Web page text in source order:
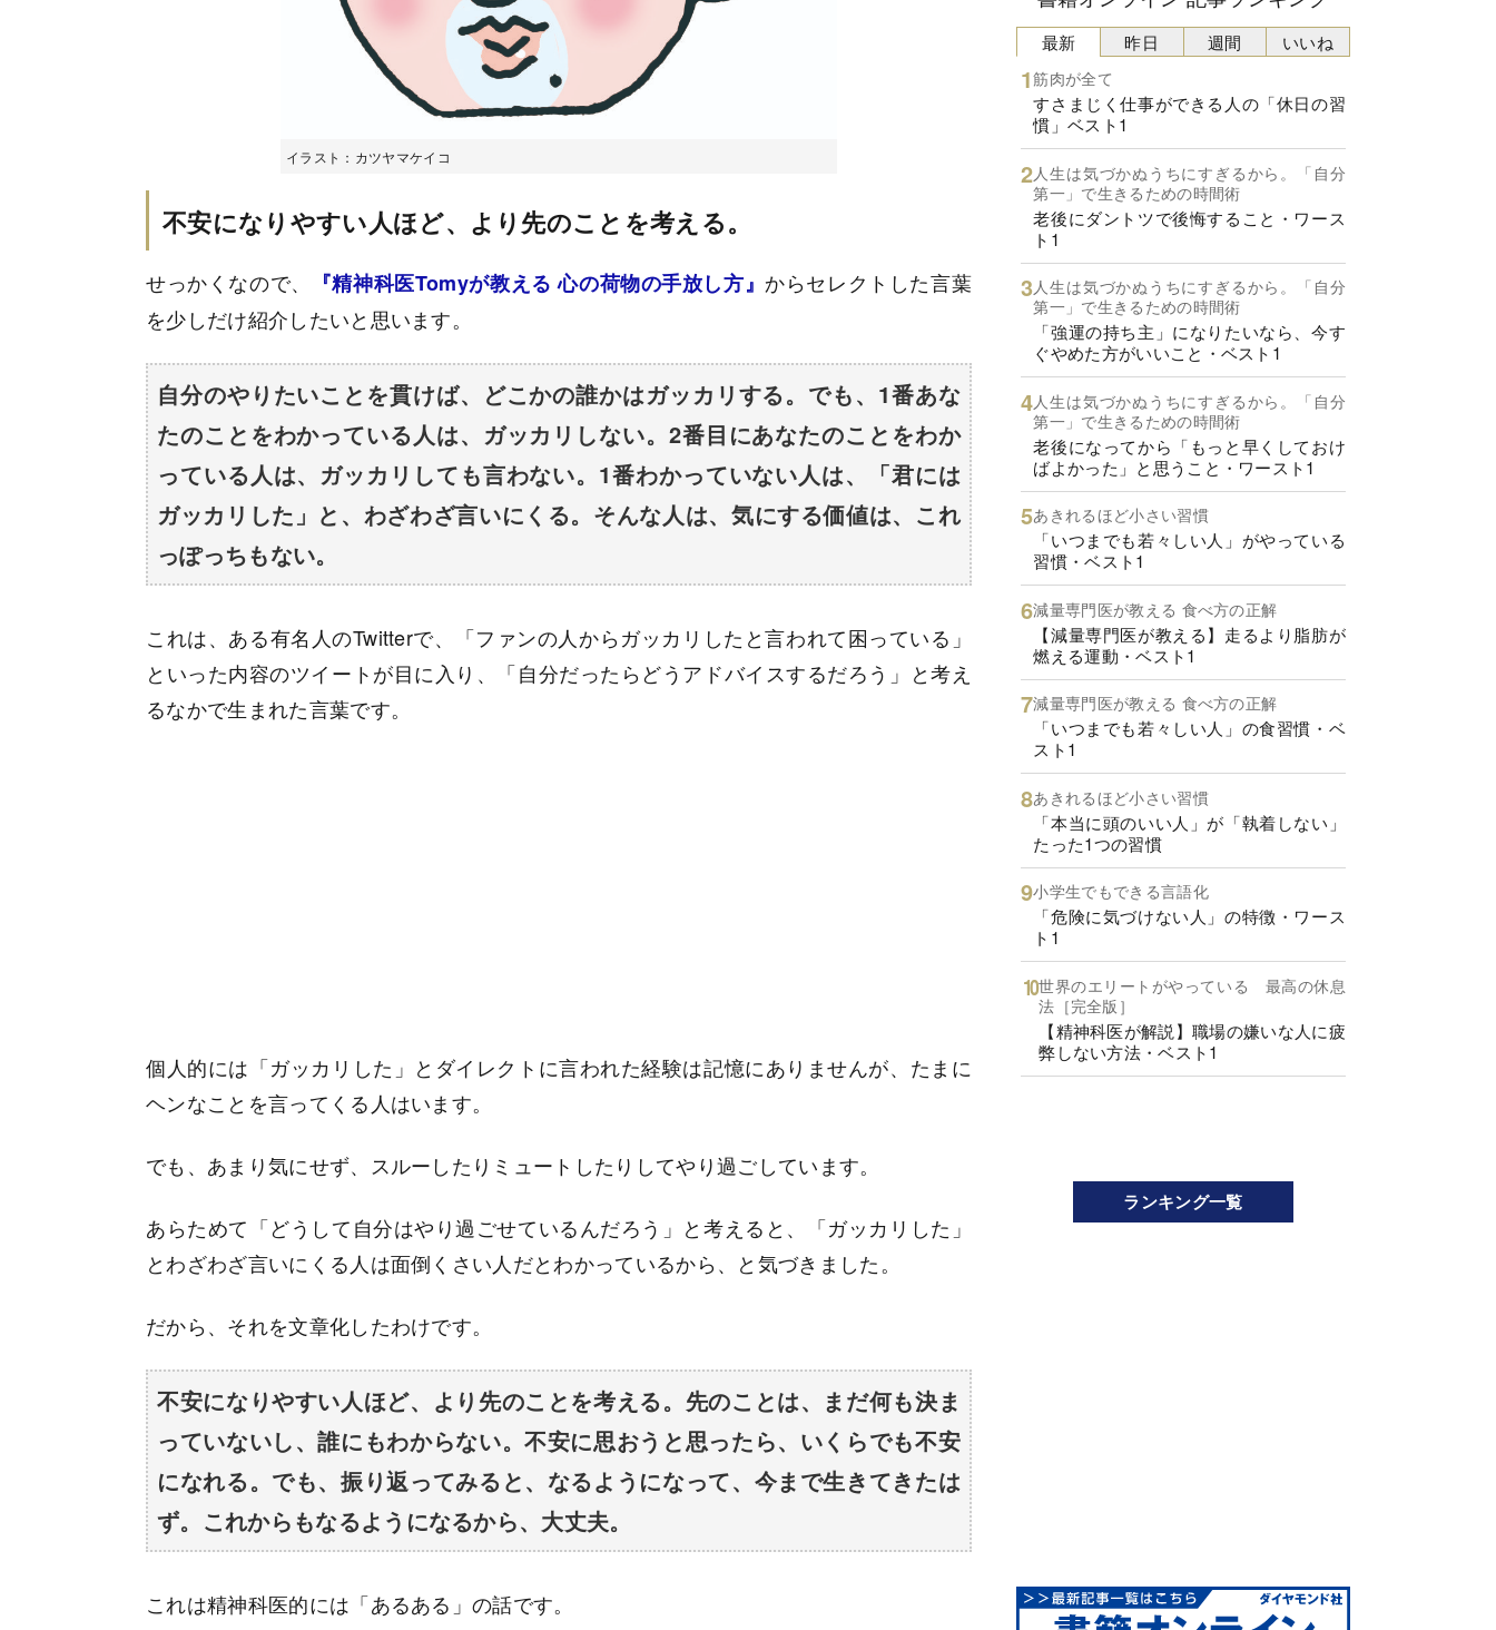
イラスト：カツヤマケイコ
不安になりやすい人ほど、より先のことを考える。
せっかくなので、 『精神科医Tomyが教える 心の荷物の手放し方』からセレクトした言葉
を少しだけ紹介したいと思います。
自分のやりたいことを貫けば、どこかの誰かはガッカリする。でも、1番あな
たのことをわかっている人は、ガッカリしない。2番目にあなたのことをわか
っている人は、ガッカリしても言わない。1番わかっていない人は、「君には
ガッカリした」と、わざわざ言いにくる。そんな人は、気にする価値は、これ
っぽっちもない。
これは、ある有名人のTwitterで、「ファンの人からガッカリしたと言われて困っている」
といった内容のツイートが目に入り、「自分だったらどうアドバイスするだろう」と考え
るなかで生まれた言葉です。
個人的には「ガッカリした」とダイレクトに言われた経験は記憶にありませんが、たまに
ヘンなことを言ってくる人はいます。
でも、あまり気にせず、スルーしたりミュートしたりしてやり過ごしています。
あらためて「どうして自分はやり過ごせているんだろう」と考えると、「ガッカリした」
とわざわざ言いにくる人は面倒くさい人だとわかっているから、と気づきました。
だから、それを文章化したわけです。
不安になりやすい人ほど、より先のことを考える。先のことは、まだ何も決ま
っていないし、誰にもわからない。不安に思おうと思ったら、いくらでも不安
になれる。でも、振り返ってみると、なるようになって、今まで生きてきたは
ず。これからもなるようになるから、大丈夫。
これは精神科医的には「あるある」の話です。
最新
筋肉が全て
すさまじく仕事ができる人の「休日の習
慣」ベスト1
人生は気づかぬうちにすぎるから。「自分
第一」で生きるための時間術
老後にダントツで後悔すること・ワース
ト1
人生は気づかぬうちにすぎるから。「自分
第一」で生きるための時間術
「強運の持ち主」になりたいなら、今す
ぐやめた方がいいこと・ベスト1
人生は気づかぬうちにすぎるから。「自分
第一」で生きるための時間術
老後になってから「もっと早くしておけ
ばよかった」と思うこと・ワースト1
あきれるほど小さい習慣
「いつまでも若々しい人」がやっている
習慣・ベスト1
減量専門医が教える 食べ方の正解
【減量専門医が教える】走るより脂肪が
燃える運動・ベスト1
減量専門医が教える 食べ方の正解
「いつまでも若々しい人」の食習慣・ベ
スト1
あきれるほど小さい習慣
「本当に頭のいい人」が「執着しない」
たった1つの習慣
小学生でもできる言語化
「危険に気づけない人」の特徴・ワース
ト1
世界のエリートがやっている 最高の休息
法［完全版］
【精神科医が解説】職場の嫌いな人に疲
弊しない方法・ベスト1
昨日 週間 いいね
ランキング一覧